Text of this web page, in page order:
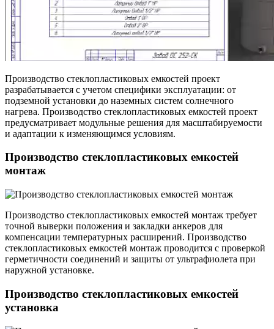
Производство стеклопластиковых емкостей проект
разрабатывается с учетом специфики эксплуатации: от
подземной установки до наземных систем солнечного
нагрева. Производство стеклопластиковых емкостей проект
предусматривает модульные решения для масштабируемости
и адаптации к изменяющимся условиям.
Производство стеклопластиковых емкостей
монтаж
Производство стеклопластиковых емкостей монтаж требует
точной выверки положения и закладки анкеров для
компенсации температурных расширений. Производство
стеклопластиковых емкостей монтаж проводится с проверкой
герметичности соединений и защиты от ультрафиолета при
наружной установке.
Производство стеклопластиковых емкостей
установка